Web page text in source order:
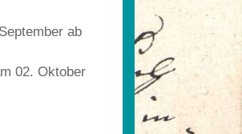
ab
02. Oktober